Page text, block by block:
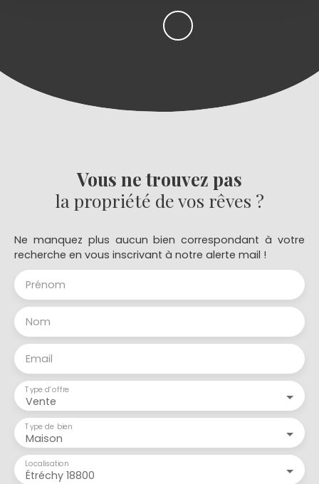
Vous ne trouvez pas
la propriété de vos rêves ?
Ne manquez plus aucun bien correspondant à votre
recherche en vous inscrivant à notre alerte mail !
Prénom
Nom
Email
Vente
Type d'offre
Maison
Type de bien
Étréchy 18800
Localisation